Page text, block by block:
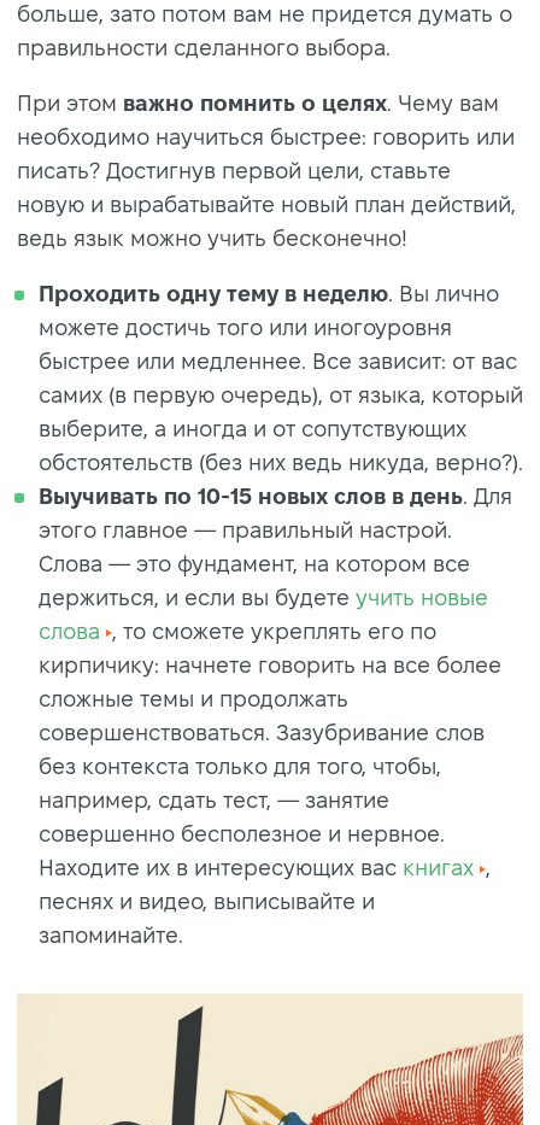
больше, зато потом вам не придется думать о
правильности сделанного выбора.
При этом важно помнить о целях. Чему вам
необходимо научиться быстрее: говорить или
писать? Достигнув первой цели, ставьте
новую и вырабатывайте новый план действий,
ведь язык можно учить бесконечно!
Проходить одну тему в неделю. Вы лично
можете достичь того или иногоуровня
быстрее или медленнее. Все зависит: от вас
самих (в первую очередь), от языка, который
выберите, а иногда и от сопутствующих
обстоятельств (без них ведь никуда, верно?).
Выучивать по 10-15 новых слов в день. Для
этого главное — правильный настрой.
Слова — это фундамент, на котором все
держиться, и если вы будете учить новые
слова
, то сможете укреплять его по
кирпичику: начнете говорить на все более
сложные темы и продолжать
совершенствоваться. Зазубривание слов
без контекста только для того, чтобы,
например, сдать тест, — занятие
совершенно бесполезное и нервное.
Находите их в интересующих вас книгах ,
песнях и видео, выписывайте и
запоминайте.